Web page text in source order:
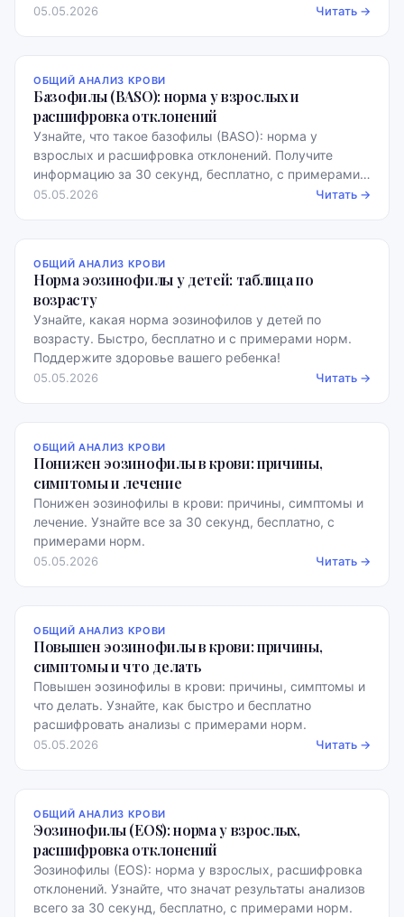
05.05.2026 Читать →
ОБЩИЙ АНАЛИЗ КРОВИ
Базофилы (BASO): норма у взрослых и
расшифровка отклонений
Узнайте, что такое базофилы (BASO): норма у
взрослых и расшифровка отклонений. Получите
информацию за 30 секунд, бесплатно, с примерами
норм.
05.05.2026 Читать →
ОБЩИЙ АНАЛИЗ КРОВИ
Норма эозинофилы у детей: таблица по
возрасту
Узнайте, какая норма эозинофилов у детей по
возрасту. Быстро, бесплатно и с примерами норм.
Поддержите здоровье вашего ребенка!
05.05.2026 Читать →
ОБЩИЙ АНАЛИЗ КРОВИ
Понижен эозинофилы в крови: причины,
симптомы и лечение
Понижен эозинофилы в крови: причины, симптомы и
лечение. Узнайте все за 30 секунд, бесплатно, с
примерами норм.
05.05.2026 Читать →
ОБЩИЙ АНАЛИЗ КРОВИ
Повышен эозинофилы в крови: причины,
симптомы и что делать
Повышен эозинофилы в крови: причины, симптомы и
что делать. Узнайте, как быстро и бесплатно
расшифровать анализы с примерами норм.
05.05.2026 Читать →
ОБЩИЙ АНАЛИЗ КРОВИ
Эозинофилы (EOS): норма у взрослых,
расшифровка отклонений
Эозинофилы (EOS): норма у взрослых, расшифровка
отклонений. Узнайте, что значат результаты анализов
всего за 30 секунд, бесплатно, с примерами норм.